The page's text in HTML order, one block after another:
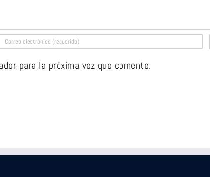
para la próxima vez que comente.